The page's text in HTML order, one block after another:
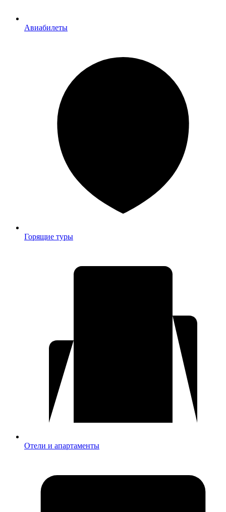
Авиабилеты
Горящие туры
Отели и апартаменты